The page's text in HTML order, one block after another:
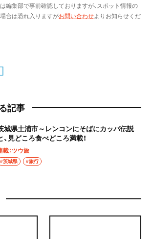
編集部で事前確認しておりますが、スポット情報の
合は恐れ入りますがお問い合わせよりお知らせくだ
記事
城県土浦市～レンコンにそばにカッパ伝説
、見どころ食べどころ満載！
載：ツウ旅
#茨城県 #旅行